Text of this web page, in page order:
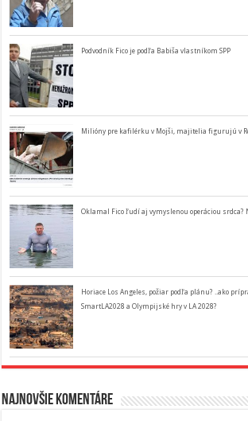
Podvodník Fico je podľa Babiša vlastníkom SPP
Milióny pre kafilérku v Mojši, majitelia figurujú v
Oklamal Fico ľudí aj vymyslenou operáciou
Horiace Los Angeles, požiar podľa plánu? ..ako
SmartLA2028 a Olympijské hry v LA 2028?
Najnovšie komentáre